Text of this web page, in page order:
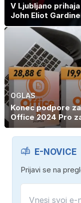
V Ljubljano
John Eliot
OGLAS
Konec podpore
Office 2024 Pro
E-NOVICE
Prijavi se na